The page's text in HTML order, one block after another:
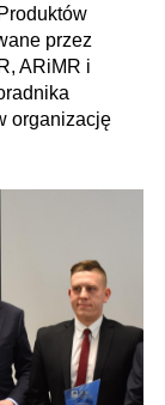
przez
ARiMR i
organizację